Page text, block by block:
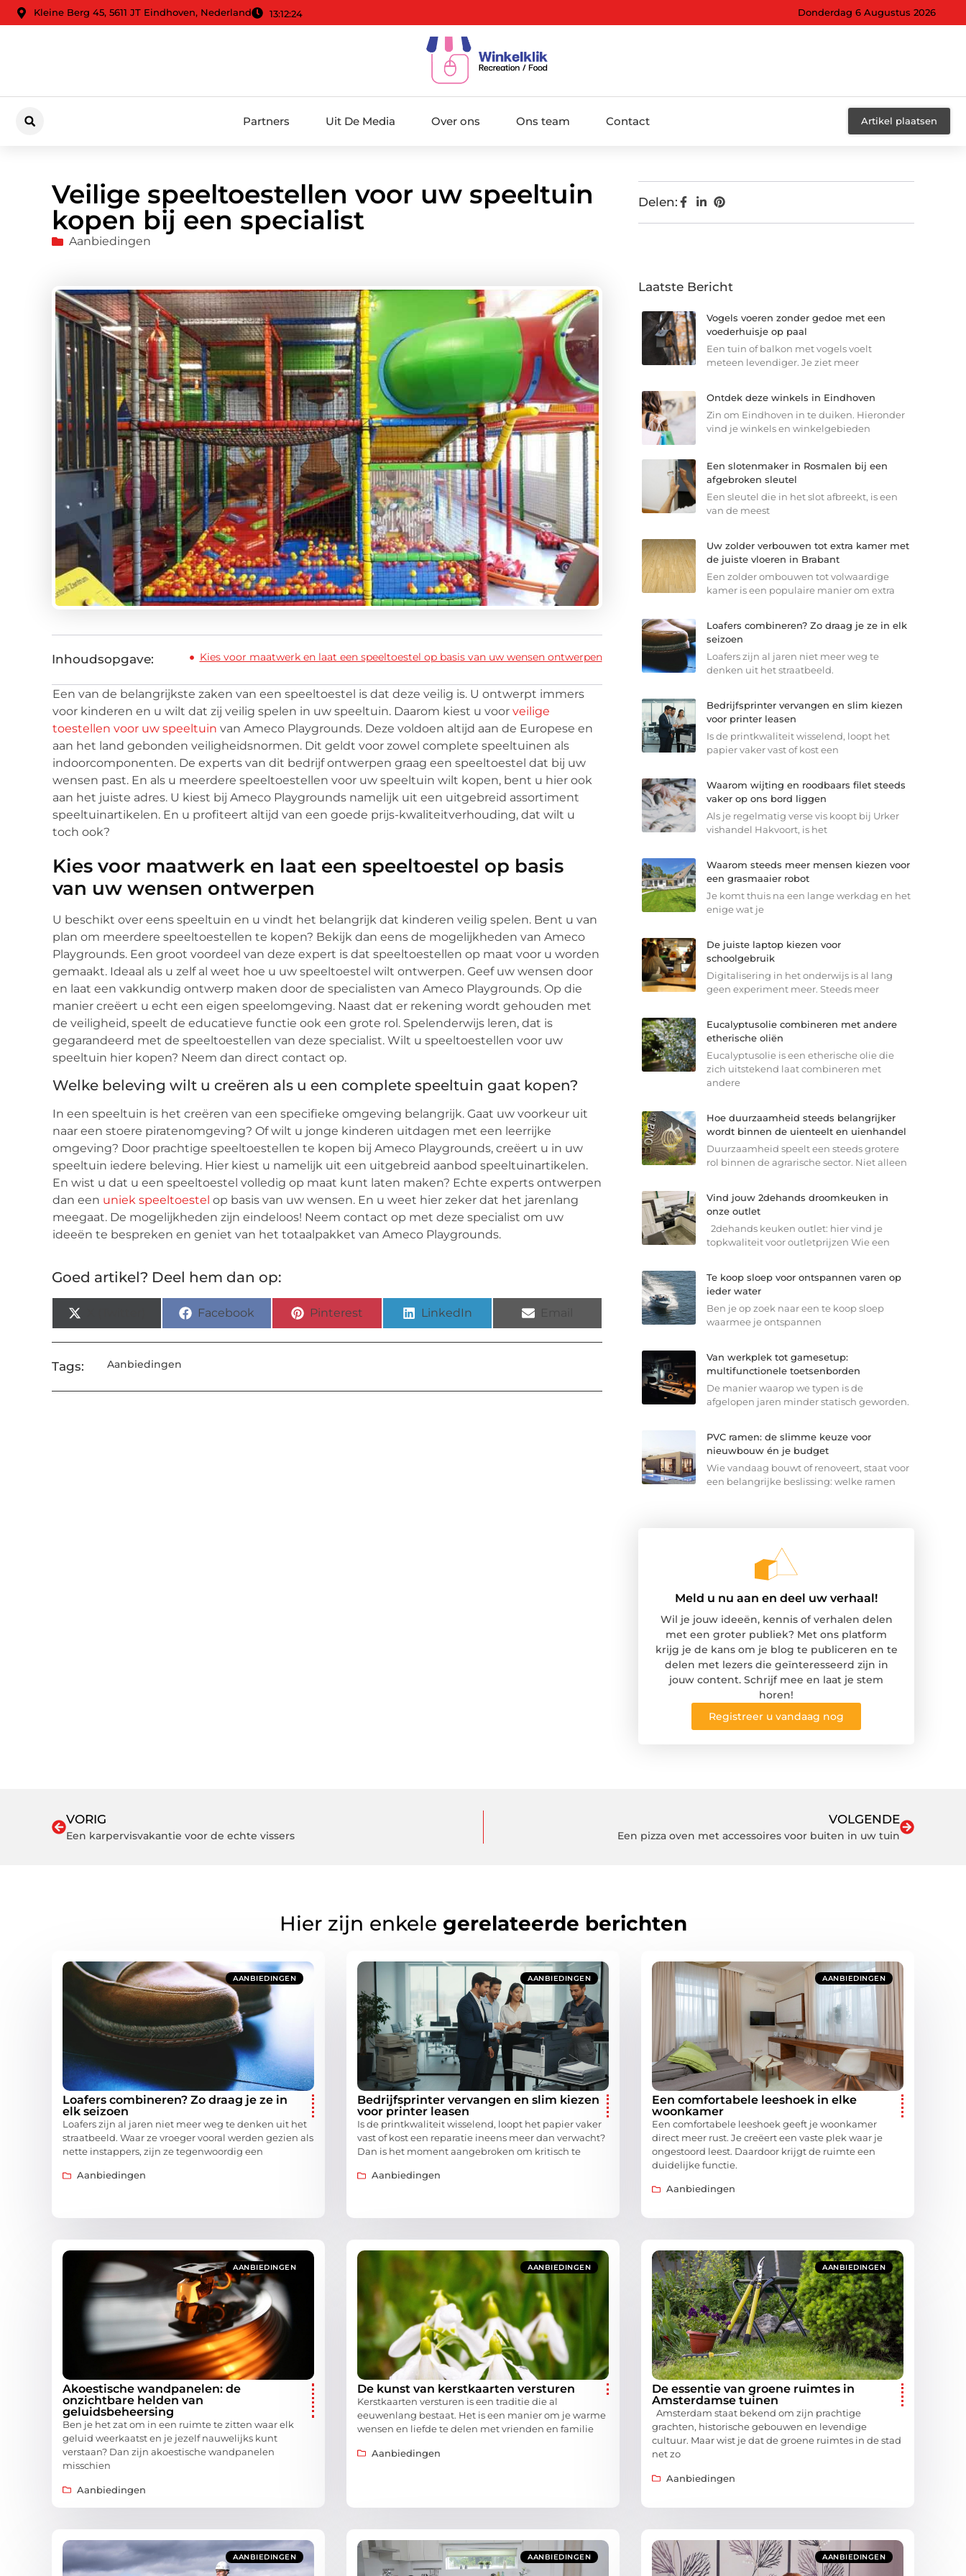
Kleine Berg 45, 5611 JT Eindhoven, Nederland 13:12:26 Donderdag 6 Augustus 2026
Partners Uit De Media Over ons Ons team Contact Artikel plaatsen
Veilige speeltoestellen voor uw speeltuin
kopen bij een specialist
Aanbiedingen
Inhoudsopgave: Kies voor maatwerk en laat een speeltoestel op basis van uw wensen ontwerpen
Een van de belangrijkste zaken van een speeltoestel is dat deze veilig is. U ontwerpt immers
voor kinderen en u wilt dat zij veilig spelen in uw speeltuin. Daarom kiest u voor veilige
toestellen voor uw speeltuin van Ameco Playgrounds. Deze voldoen altijd aan de Europese en
aan het land gebonden veiligheidsnormen. Dit geldt voor zowel complete speeltuinen als
indoorcomponenten. De experts van dit bedrijf ontwerpen graag een speeltoestel dat bij uw
wensen past. En als u meerdere speeltoestellen voor uw speeltuin wilt kopen, bent u hier ook
aan het juiste adres. U kiest bij Ameco Playgrounds namelijk uit een uitgebreid assortiment
speeltuinartikelen. En u profiteert altijd van een goede prijs-kwaliteitverhouding, dat wilt u
toch ook?
Kies voor maatwerk en laat een speeltoestel op basis
van uw wensen ontwerpen
U beschikt over eens speeltuin en u vindt het belangrijk dat kinderen veilig spelen. Bent u van
plan om meerdere speeltoestellen te kopen? Bekijk dan eens de mogelijkheden van Ameco
Playgrounds. Een groot voordeel van deze expert is dat speeltoestellen op maat voor u worden
gemaakt. Ideaal als u zelf al weet hoe u uw speeltoestel wilt ontwerpen. Geef uw wensen door
en laat een vakkundig ontwerp maken door de specialisten van Ameco Playgrounds. Op die
manier creëert u echt een eigen speelomgeving. Naast dat er rekening wordt gehouden met
de veiligheid, speelt de educatieve functie ook een grote rol. Spelenderwijs leren, dat is
gegarandeerd met de speeltoestellen van deze specialist. Wilt u speeltoestellen voor uw
speeltuin hier kopen? Neem dan direct contact op.
Welke beleving wilt u creëren als u een complete speeltuin gaat kopen?
In een speeltuin is het creëren van een specifieke omgeving belangrijk. Gaat uw voorkeur uit
naar een stoere piratenomgeving? Of wilt u jonge kinderen uitdagen met een leerrijke
omgeving? Door prachtige speeltoestellen te kopen bij Ameco Playgrounds, creëert u in uw
speeltuin iedere beleving. Hier kiest u namelijk uit een uitgebreid aanbod speeltuinartikelen.
En wist u dat u een speeltoestel volledig op maat kunt laten maken? Echte experts ontwerpen
dan een uniek speeltoestel op basis van uw wensen. En u weet hier zeker dat het jarenlang
meegaat. De mogelijkheden zijn eindeloos! Neem contact op met deze specialist om uw
ideeën te bespreken en geniet van het totaalpakket van Ameco Playgrounds.
Goed artikel? Deel hem dan op:
Facebook Pinterest LinkedIn
Tags: Aanbiedingen
Delen:
Laatste Bericht
Vogels voeren zonder gedoe met een
voederhuisje op paal
Een tuin of balkon met vogels voelt
meteen levendiger. Je ziet meer
Ontdek deze winkels in Eindhoven
Zin om Eindhoven in te duiken. Hieronder
vind je winkels en winkelgebieden
Een slotenmaker in Rosmalen bij een
afgebroken sleutel
Een sleutel die in het slot afbreekt, is een
van de meest
Uw zolder verbouwen tot extra kamer met
de juiste vloeren in Brabant
Een zolder ombouwen tot volwaardige
kamer is een populaire manier om extra
Loafers combineren? Zo draag je ze in elk
seizoen
Loafers zijn al jaren niet meer weg te
denken uit het straatbeeld.
Bedrijfsprinter vervangen en slim kiezen
voor printer leasen
Is de printkwaliteit wisselend, loopt het
papier vaker vast of kost een
Waarom wijting en roodbaars filet steeds
vaker op ons bord liggen
Als je regelmatig verse vis koopt bij Urker
vishandel Hakvoort, is het
Waarom steeds meer mensen kiezen voor
een grasmaaier robot
Je komt thuis na een lange werkdag en het
enige wat je
De juiste laptop kiezen voor
schoolgebruik
Digitalisering in het onderwijs is al lang
geen experiment meer. Steeds meer
Eucalyptusolie combineren met andere
etherische oliën
Eucalyptusolie is een etherische olie die
zich uitstekend laat combineren met
andere
Hoe duurzaamheid steeds belangrijker
wordt binnen de uienteelt en uienhandel
Duurzaamheid speelt een steeds grotere
rol binnen de agrarische sector. Niet alleen
Vind jouw 2dehands droomkeuken in
onze outlet
2dehands keuken outlet: hier vind je
topkwaliteit voor outletprijzen Wie een
Te koop sloep voor ontspannen varen op
ieder water
Ben je op zoek naar een te koop sloep
waarmee je ontspannen
Van werkplek tot gamesetup:
multifunctionele toetsenborden
De manier waarop we typen is de
afgelopen jaren minder statisch geworden.
PVC ramen: de slimme keuze voor
nieuwbouw én je budget
Wie vandaag bouwt of renoveert, staat voor
een belangrijke beslissing: welke ramen
Meld u nu aan en deel uw verhaal!
Wil je jouw ideeën, kennis of verhalen delen
met een groter publiek? Met ons platform
krijg je de kans om je blog te publiceren en te
delen met lezers die geïnteresseerd zijn in
jouw content. Schrijf mee en laat je stem
horen!
Registreer u vandaag nog
VORIG
Een karpervisvakantie voor de echte vissers
VOLGENDE
Een pizza oven met accessoires voor buiten in uw tuin
Hier zijn enkele gerelateerde berichten
AANBIEDINGEN
Loafers combineren? Zo draag je ze in
elk seizoen
Loafers zijn al jaren niet meer weg te denken uit het
straatbeeld. Waar ze vroeger vooral werden gezien als
nette instappers, zijn ze tegenwoordig een
Aanbiedingen
AANBIEDINGEN
Bedrijfsprinter vervangen en slim kiezen
voor printer leasen
Is de printkwaliteit wisselend, loopt het papier vaker
vast of kost een reparatie ineens meer dan verwacht?
Dan is het moment aangebroken om kritisch te
Aanbiedingen
AANBIEDINGEN
Een comfortabele leeshoek in elke
woonkamer
Een comfortabele leeshoek geeft je woonkamer
direct meer rust. Je creëert een vaste plek waar je
ongestoord leest. Daardoor krijgt de ruimte een
duidelijke functie.
Aanbiedingen
AANBIEDINGEN
Akoestische wandpanelen: de
onzichtbare helden van
geluidsbeheersing
Ben je het zat om in een ruimte te zitten waar elk
geluid weerkaatst en je jezelf nauwelijks kunt
verstaan? Dan zijn akoestische wandpanelen
misschien
Aanbiedingen
AANBIEDINGEN
De kunst van kerstkaarten versturen
Kerstkaarten versturen is een traditie die al
eeuwenlang bestaat. Het is een manier om je warme
wensen en liefde te delen met vrienden en familie
Aanbiedingen
AANBIEDINGEN
De essentie van groene ruimtes in
Amsterdamse tuinen
Amsterdam staat bekend om zijn prachtige
grachten, historische gebouwen en levendige
cultuur. Maar wist je dat de groene ruimtes in de stad
net zo
Aanbiedingen
AANBIEDINGEN AANBIEDINGEN AANBIEDINGEN